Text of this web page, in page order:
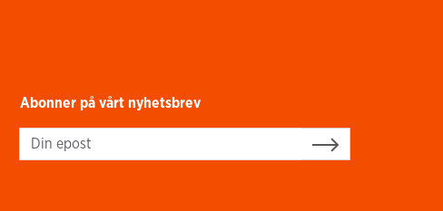
Abonner på vårt nyhetsbrev
Sign up